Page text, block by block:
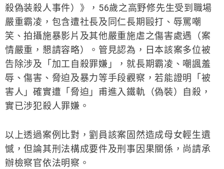
殺偽装殺人事件）》，56歲之高野修先生受到職場
嚴重霸凌，包含遭社長及同仁長期毆打、辱罵嘲
笑、拍攝施暴影片及其他嚴重施虐之傷害處遇（案
情嚴重，懇請容略）。管見認為，日本該案多位被
告除涉及「加工自殺罪嫌」，就長期霸凌、嘲諷羞
辱、傷害、脅迫及暴力等手段觀察，若能證明「被
害人」確實遭「脅迫」甫進入鐵軌（偽裝）自殺，
實已涉犯殺人罪嫌。
以上透過案例比對，劉員該案固然造成母女輕生遺
憾，但論其刑法構成要件及刑事因果關係，尚請承
辦檢察官依法明察。